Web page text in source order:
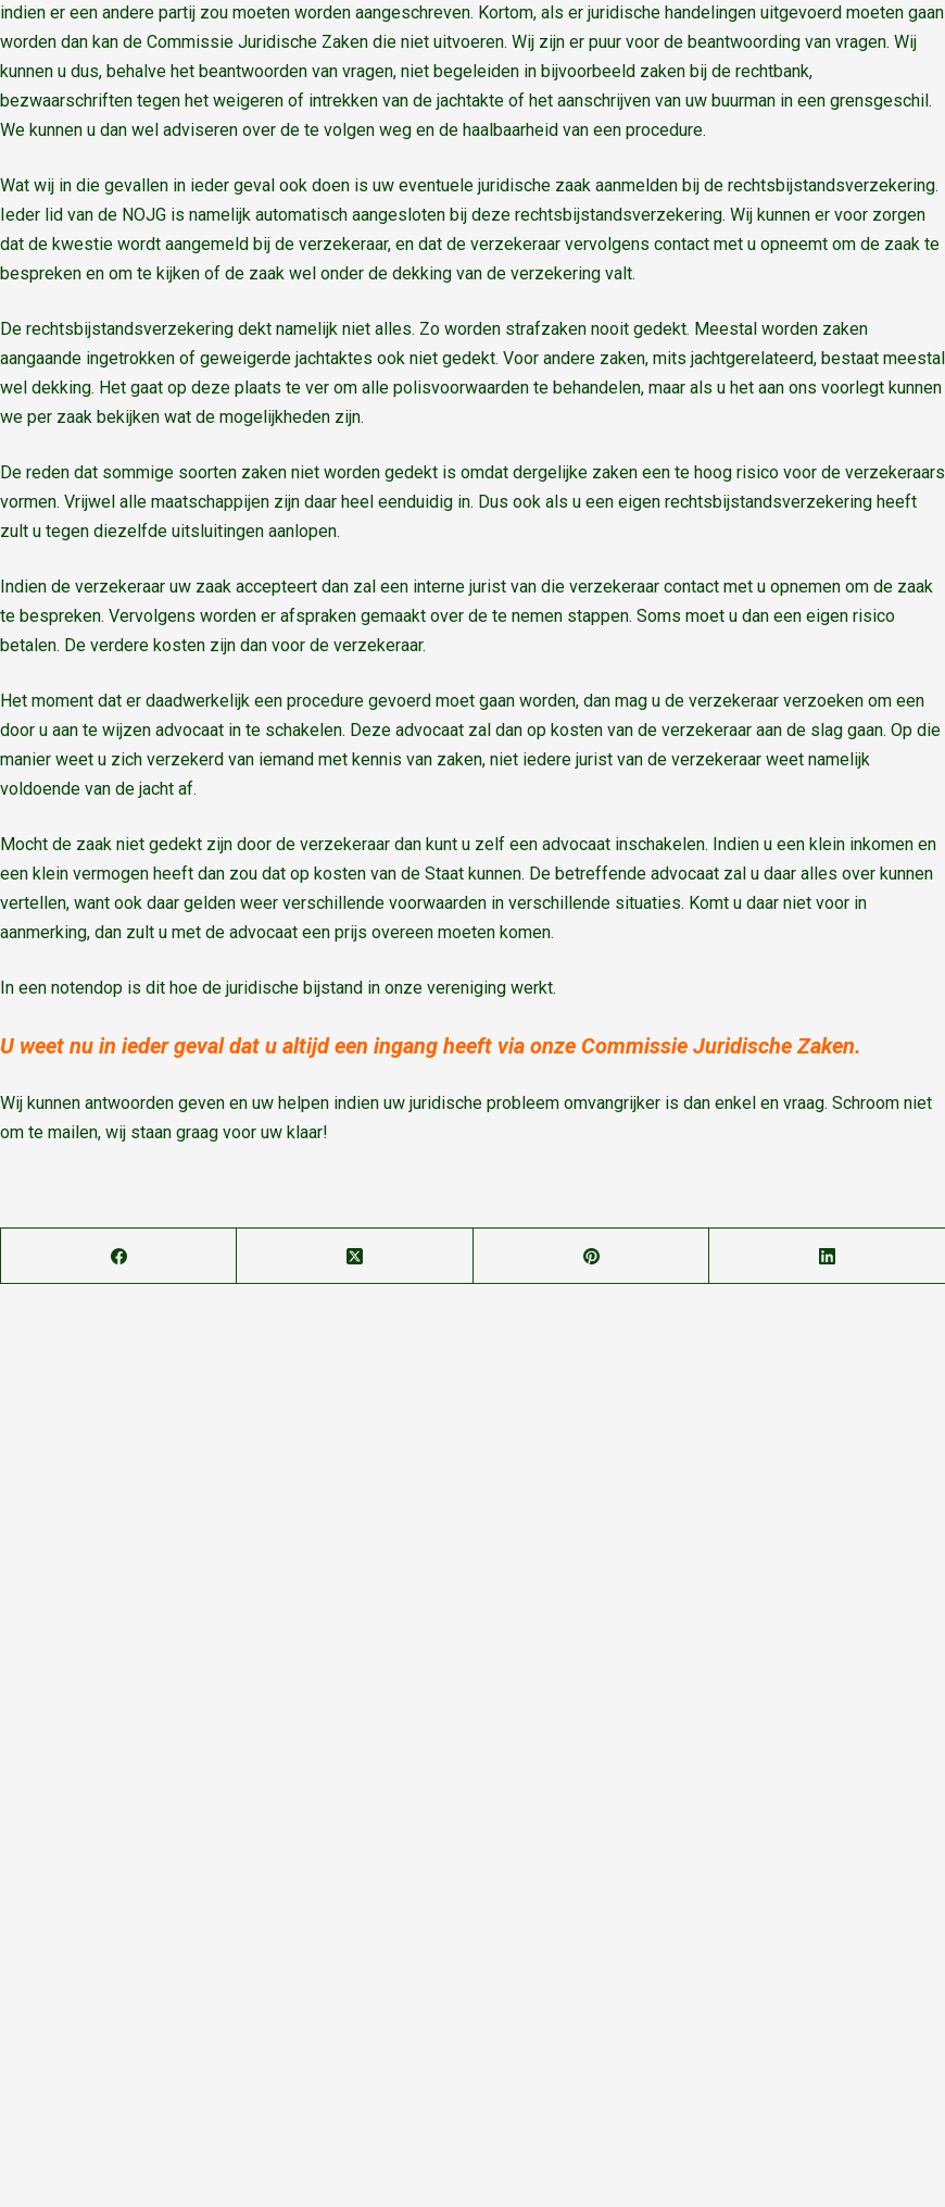
indien er een andere partij zou moeten worden aangeschreven. Kortom, als er juridische handelingen uitgevoerd moeten gaan
worden dan kan de Commissie Juridische Zaken die niet uitvoeren. Wij zijn er puur voor de beantwoording van vragen. Wij
kunnen u dus, behalve het beantwoorden van vragen, niet begeleiden in bijvoorbeeld zaken bij de rechtbank,
bezwaarschriften tegen het weigeren of intrekken van de jachtakte of het aanschrijven van uw buurman in een grensgeschil.
We kunnen u dan wel adviseren over de te volgen weg en de haalbaarheid van een procedure.
Wat wij in die gevallen in ieder geval ook doen is uw eventuele juridische zaak aanmelden bij de rechtsbijstandsverzekering.
Ieder lid van de NOJG is namelijk automatisch aangesloten bij deze rechtsbijstandsverzekering. Wij kunnen er voor zorgen
dat de kwestie wordt aangemeld bij de verzekeraar, en dat de verzekeraar vervolgens contact met u opneemt om de zaak te
bespreken en om te kijken of de zaak wel onder de dekking van de verzekering valt.
De rechtsbijstandsverzekering dekt namelijk niet alles. Zo worden strafzaken nooit gedekt. Meestal worden zaken
aangaande ingetrokken of geweigerde jachtaktes ook niet gedekt. Voor andere zaken, mits jachtgerelateerd, bestaat meestal
wel dekking. Het gaat op deze plaats te ver om alle polisvoorwaarden te behandelen, maar als u het aan ons voorlegt kunnen
we per zaak bekijken wat de mogelijkheden zijn.
De reden dat sommige soorten zaken niet worden gedekt is omdat dergelijke zaken een te hoog risico voor de verzekeraars
vormen. Vrijwel alle maatschappijen zijn daar heel eenduidig in. Dus ook als u een eigen rechtsbijstandsverzekering heeft
zult u tegen diezelfde uitsluitingen aanlopen.
Indien de verzekeraar uw zaak accepteert dan zal een interne jurist van die verzekeraar contact met u opnemen om de zaak
te bespreken. Vervolgens worden er afspraken gemaakt over de te nemen stappen. Soms moet u dan een eigen risico
betalen. De verdere kosten zijn dan voor de verzekeraar.
Het moment dat er daadwerkelijk een procedure gevoerd moet gaan worden, dan mag u de verzekeraar verzoeken om een
door u aan te wijzen advocaat in te schakelen. Deze advocaat zal dan op kosten van de verzekeraar aan de slag gaan. Op die
manier weet u zich verzekerd van iemand met kennis van zaken, niet iedere jurist van de verzekeraar weet namelijk
voldoende van de jacht af.
Mocht de zaak niet gedekt zijn door de verzekeraar dan kunt u zelf een advocaat inschakelen. Indien u een klein inkomen en
een klein vermogen heeft dan zou dat op kosten van de Staat kunnen. De betreffende advocaat zal u daar alles over kunnen
vertellen, want ook daar gelden weer verschillende voorwaarden in verschillende situaties. Komt u daar niet voor in
aanmerking, dan zult u met de advocaat een prijs overeen moeten komen.
In een notendop is dit hoe de juridische bijstand in onze vereniging werkt.
U weet nu in ieder geval dat u altijd een ingang heeft via onze Commissie Juridische Zaken.
Wij kunnen antwoorden geven en uw helpen indien uw juridische probleem omvangrijker is dan enkel en vraag. Schroom niet
om te mailen, wij staan graag voor uw klaar!